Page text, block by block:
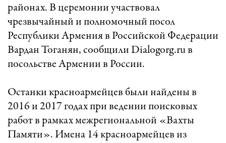
районах. В церемонии участвовал
чрезвычайный и полномочный посол
Республики Армения в Российской Федерации
Вардан Тоганян, сообщили Dialogorg.ru в
посольстве Армении в России.
Останки красноармейцев были найдены в
2016 и 2017 годах при ведении поисковых
работ в рамках межрегиональной «Вахты
Памяти». Имена 14 красноармейцев из